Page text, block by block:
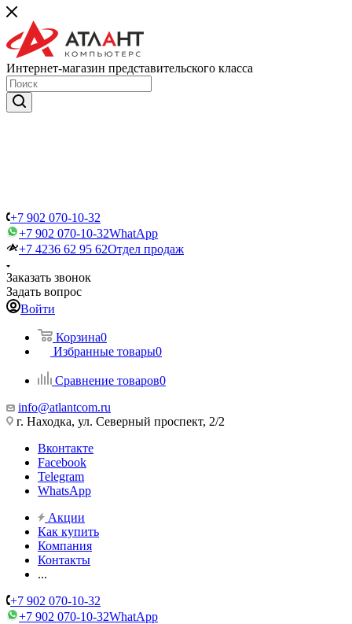
Интернет-магазин представительского класса
+7 902 070-10-32
+7 902 070-10-32WhatApp
+7 4236 62 95 62Отдел продаж
Заказать звонок
Задать вопрос
Войти
Корзина0
Избранные товары0
Сравнение товаров0
info@atlantcom.ru
г. Находка, ул. Северный проспект, 2/2
Вконтакте
Facebook
Telegram
WhatsApp
Акции
Как купить
Компания
Контакты
...
+7 902 070-10-32
+7 902 070-10-32WhatApp